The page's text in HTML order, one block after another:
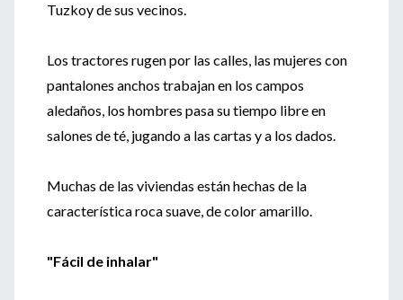
Tuzkoy de sus vecinos.
Los tractores rugen por las calles, las mujeres con
pantalones anchos trabajan en los campos
aledaños, los hombres pasa su tiempo libre en
salones de té, jugando a las cartas y a los dados.
Muchas de las viviendas están hechas de la
característica roca suave, de color amarillo.
"Fácil de inhalar"